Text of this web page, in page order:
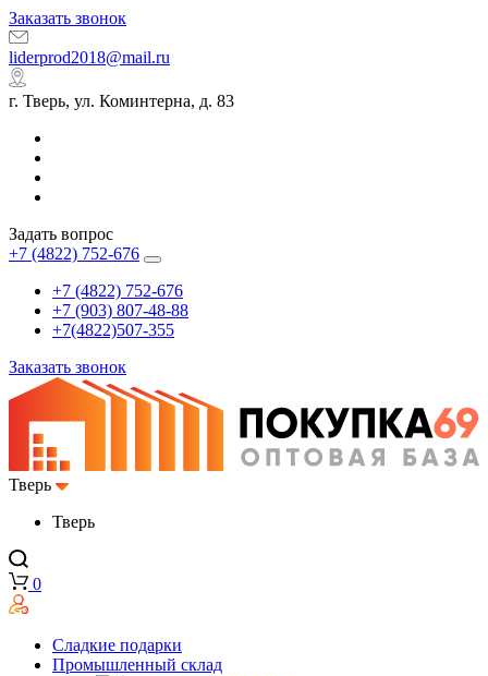
Заказать звонок
liderprod2018@mail.ru
г. Тверь, ул. Коминтерна, д. 83
Задать вопрос
+7 (4822) 752-676
+7 (4822) 752-676
+7 (903) 807-48-88
+7(4822)507-355
Заказать звонок
Тверь
Тверь
0
Сладкие подарки
Промышленный склад